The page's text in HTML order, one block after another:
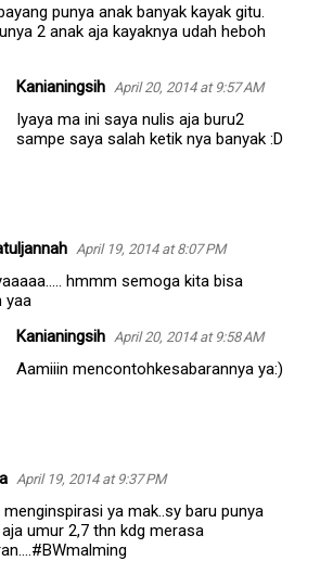
punya anak banyak kayak gitu.
2 anak aja kayaknya udah heboh
Kanianingsih April 20, 2014 at 9:57 AM
Iyaya ma ini saya nulis aja buru2
sampe saya salah ketik nya banyak :D
April 19, 2014 at 8:07 PM
hmmm semoga kita bisa
yaa
Kanianingsih April 20, 2014 at 9:58 AM
Aamiiin mencontohkesabarannya ya:)
April 19, 2014 at 9:37 PM
menginspirasi ya mak..sy baru punya
umur 2,7 thn kdg merasa